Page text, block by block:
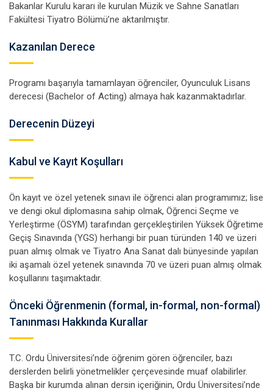
Bakanlar Kurulu kararı ile kurulan Müzik ve Sahne Sanatları
Fakültesi Tiyatro Bölümü’ne aktarılmıştır.
Kazanılan Derece
Programı başarıyla tamamlayan öğrenciler, Oyunculuk Lisans
derecesi (Bachelor of Acting) almaya hak kazanmaktadırlar.
Derecenin Düzeyi
Kabul ve Kayıt Koşulları
Ön kayıt ve özel yetenek sınavı ile öğrenci alan programımız; lise
ve dengi okul diplomasına sahip olmak, Öğrenci Seçme ve
Yerleştirme (ÖSYM) tarafından gerçekleştirilen Yüksek Öğretime
Geçiş Sınavında (YGS) herhangi bir puan türünden 140 ve üzeri
puan almış olmak ve Tiyatro Ana Sanat dalı bünyesinde yapılan
iki aşamalı özel yetenek sınavında 70 ve üzeri puan almış olmak
koşullarını taşımaktadır.
Önceki Öğrenmenin (formal, in-formal, non-formal)
Tanınması Hakkında Kurallar
T.C. Ordu Üniversitesi’nde öğrenim gören öğrenciler, bazı
derslerden belirli yönetmelikler çerçevesinde muaf olabilirler.
Başka bir kurumda alınan dersin içeriğinin, Ordu Üniversitesi’nde